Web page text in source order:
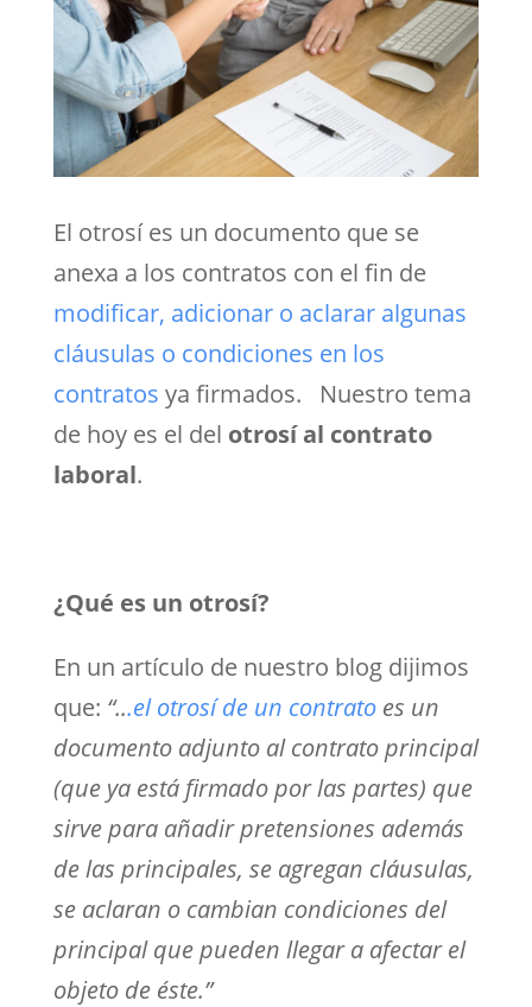
El otrosí es un documento que se
anexa a los contratos con el fin de
modificar, adicionar o aclarar algunas
cláusulas o condiciones en los
contratos ya firmados. Nuestro tema
de hoy es el del otrosí al contrato
laboral.
¿Qué es un otrosí?
En un artículo de nuestro blog dijimos
que: “...el otrosí de un contratoes un
documento adjunto al contrato principal
(que ya está firmado por las partes) que
sirve para añadir pretensiones además
de las principales, se agregan cláusulas,
se aclaran o cambian condiciones del
principal que pueden llegar a afectar el
objeto de éste.”